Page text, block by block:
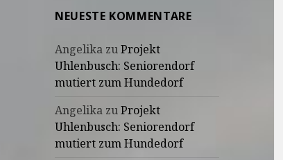
NEUESTE KOMMENTARE
Angelika zuProjekt
Uhlenbusch: Seniorendorf
mutiert zum Hundedorf
Angelika zuProjekt
Uhlenbusch: Seniorendorf
mutiert zum Hundedorf